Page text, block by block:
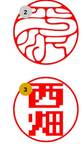
2
3